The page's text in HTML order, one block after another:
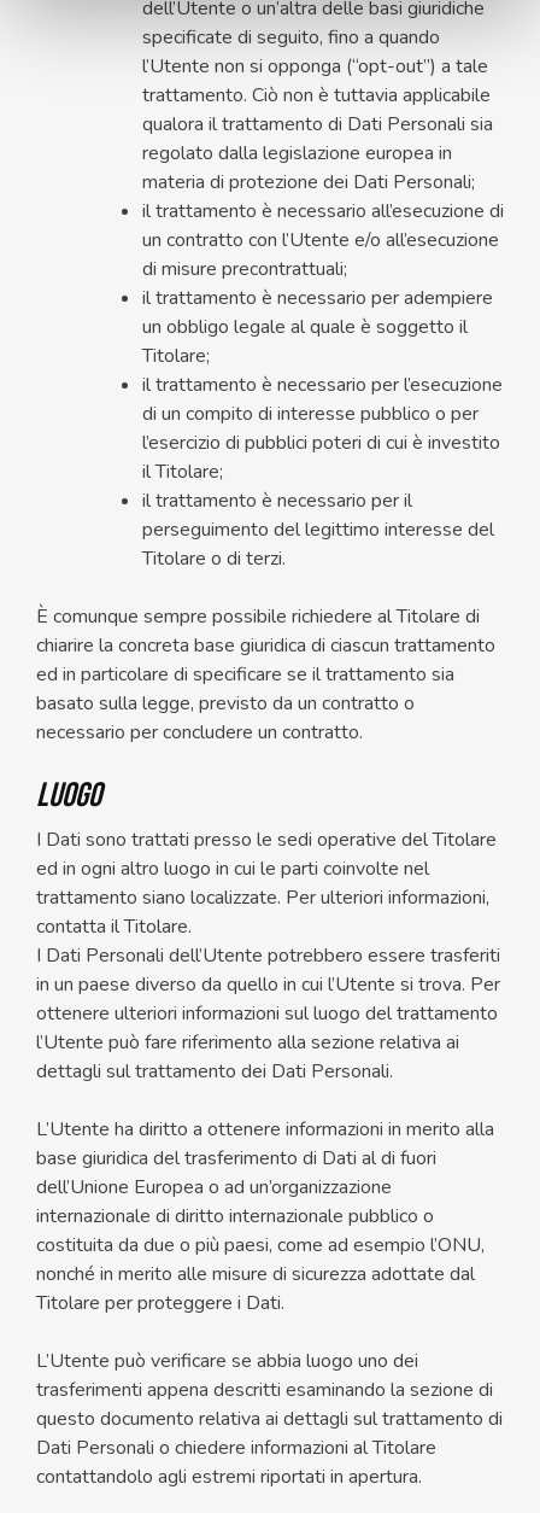
dell’Utente o un’altra delle basi giuridiche
specificate di seguito, fino a quando
l’Utente non si opponga (“opt-out”) a tale
trattamento. Ciò non è tuttavia applicabile
qualora il trattamento di Dati Personali sia
regolato dalla legislazione europea in
materia di protezione dei Dati Personali;
il trattamento è necessario all’esecuzione di
un contratto con l’Utente e/o all’esecuzione
di misure precontrattuali;
il trattamento è necessario per adempiere
un obbligo legale al quale è soggetto il
Titolare;
il trattamento è necessario per l’esecuzione
di un compito di interesse pubblico o per
l’esercizio di pubblici poteri di cui è investito
il Titolare;
il trattamento è necessario per il
perseguimento del legittimo interesse del
Titolare o di terzi.
È comunque sempre possibile richiedere al Titolare di
chiarire la concreta base giuridica di ciascun trattamento
ed in particolare di specificare se il trattamento sia
basato sulla legge, previsto da un contratto o
necessario per concludere un contratto.
Luogo
I Dati sono trattati presso le sedi operative del Titolare
ed in ogni altro luogo in cui le parti coinvolte nel
trattamento siano localizzate. Per ulteriori informazioni,
contatta il Titolare.
I Dati Personali dell’Utente potrebbero essere trasferiti
in un paese diverso da quello in cui l’Utente si trova. Per
ottenere ulteriori informazioni sul luogo del trattamento
l’Utente può fare riferimento alla sezione relativa ai
dettagli sul trattamento dei Dati Personali.
L’Utente ha diritto a ottenere informazioni in merito alla
base giuridica del trasferimento di Dati al di fuori
dell’Unione Europea o ad un’organizzazione
internazionale di diritto internazionale pubblico o
costituita da due o più paesi, come ad esempio l’ONU,
nonché in merito alle misure di sicurezza adottate dal
Titolare per proteggere i Dati.
L’Utente può verificare se abbia luogo uno dei
trasferimenti appena descritti esaminando la sezione di
questo documento relativa ai dettagli sul trattamento di
Dati Personali o chiedere informazioni al Titolare
contattandolo agli estremi riportati in apertura.